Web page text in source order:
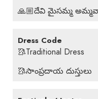
🙏🏼దేవి మైసమ్మ
Dress Code
🥻Traditional Dress
🥻సాంప్రదాయ దుస్తులు